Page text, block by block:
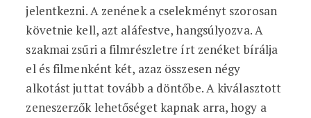
jelentkezni. A zenének a cselekményt szorosan
követnie kell, azt aláfestve, hangsúlyozva. A
szakmai zsűri a filmrészletre írt zenéket bírálja
el és filmenként két, azaz összesen négy
alkotást juttat tovább a döntőbe. A kiválasztott
zeneszerzők lehetőséget kapnak arra, hogy a